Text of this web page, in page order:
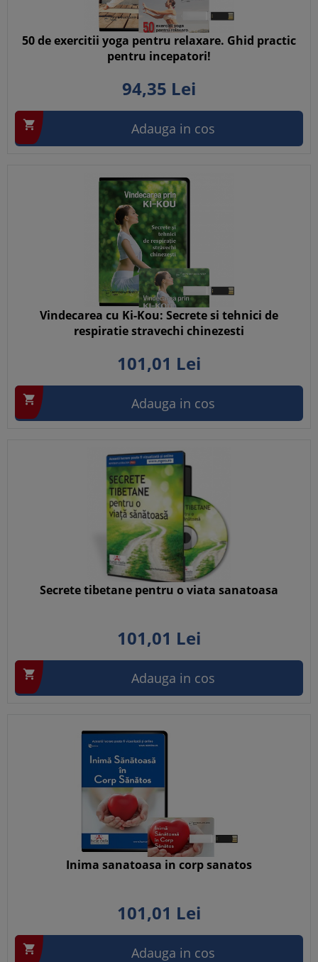
50 de exercitii yoga pentru relaxare. Ghid practic
pentru incepatori!
94,35 Lei
 Adauga in cos
Vindecarea cu Ki-Kou: Secrete si tehnici de
respiratie stravechi chinezesti
101,01 Lei
 Adauga in cos
Secrete tibetane pentru o viata sanatoasa
101,01 Lei
 Adauga in cos
Inima sanatoasa in corp sanatos
101,01 Lei
 Adauga in cos